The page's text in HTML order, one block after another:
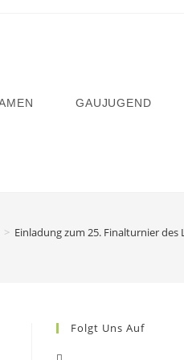
GAUJUGEND
> Einladung zum 25. Finalturnier
Folgt Uns Auf